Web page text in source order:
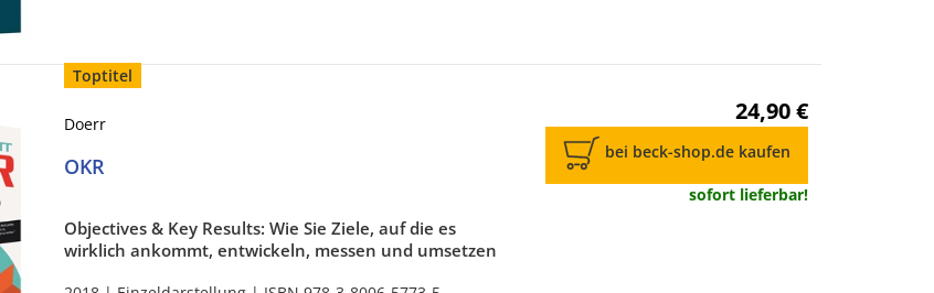
Toptitel
Doerr
OKR
Objectives & Key Results: Wie Sie Ziele, auf die es
wirklich ankommt, entwickeln, messen und umsetzen
24,90 €
bei beck-shop.de kaufen
sofort lieferbar!